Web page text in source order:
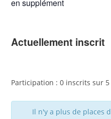
en supplément
Actuellement inscrit
Participation : 0 inscrits sur
Il n'y a plus de places